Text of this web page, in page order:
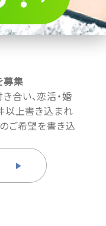
募集
合い、恋活・婚
上書き込まれ
ご希望を書き込